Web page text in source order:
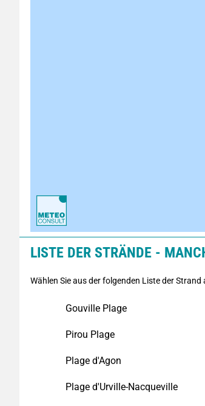
LISTE DER STRÄNDE -
Wählen Sie aus der folgenden Liste der
Gouville Plage
Pirou Plage
Plage d'Agon
Plage d'Urville-Nacqueville